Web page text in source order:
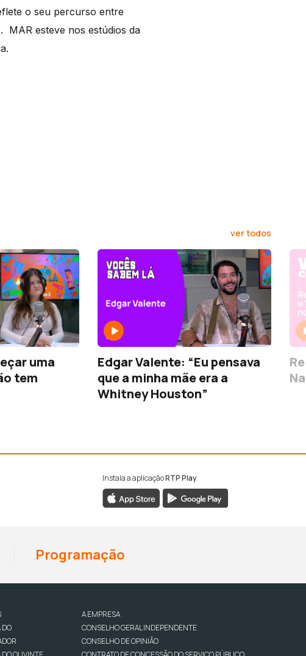
o seu percurso entre
MAR esteve nos estúdios da
ver todos
uma
tem
Edgar Valente: “Eu pensava
que a minha mãe era a
Whitney Houston”
Instala a aplicaçãoRTP Play
Programação
DO
A EMPRESA
CONSELHO GERAL INDEPENDENTE
CONSELHO DE OPINIÃO